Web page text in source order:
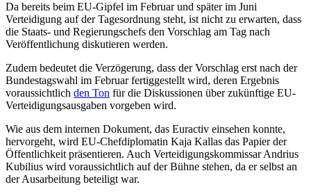
Da bereits beim EU-Gipfel im Februar und später im Juni
Verteidigung auf der Tagesordnung steht, ist nicht zu erwarten, dass
die Staats- und Regierungschefs den Vorschlag am Tag nach
Veröffentlichung diskutieren werden.
Zudem bedeutet die Verzögerung, dass der Vorschlag erst nach der
Bundestagswahl im Februar fertiggestellt wird, deren Ergebnis
voraussichtlich den Ton für die Diskussionen über zukünftige EU-
Verteidigungsausgaben vorgeben wird.
Wie aus dem internen Dokument, das Euractiv einsehen konnte,
hervorgeht, wird EU-Chefdiplomatin Kaja Kallas das Papier der
Öffentlichkeit präsentieren. Auch Verteidigungskommissar Andrius
Kubilius wird voraussichtlich auf der Bühne stehen, da er selbst an
der Ausarbeitung beteiligt war.